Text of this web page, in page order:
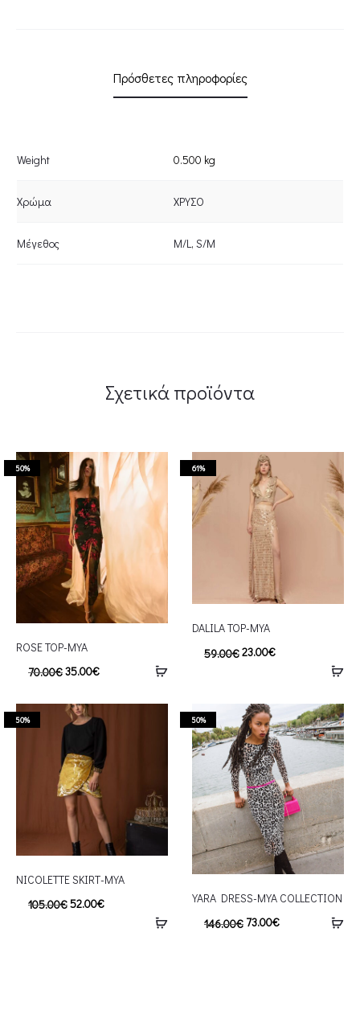
Πρόσθετες πληροφορίες
Weight 0.500 kg
Χρώμα ΧΡΥΣΟ
Μέγεθος M/L, S/M
Σχετικά προϊόντα
50%
ROSE TOP-MYA
70.00€35.00€
61%
DALILA TOP-MYA
59.00€23.00€
50%
NICOLETTE SKIRT-MYA
105.00€52.00€
50%
YARA DRESS-MYA COLLECTION
146.00€ 73.00€